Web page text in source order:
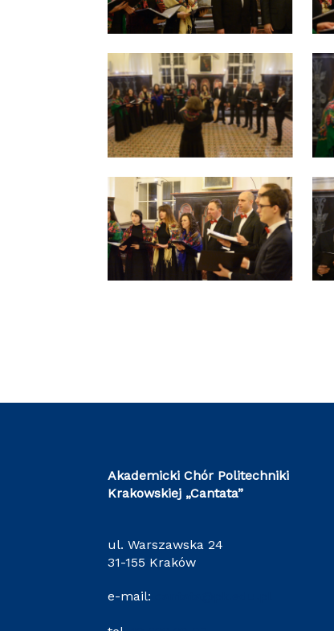
Akademicki Chór Politechniki
Krakowskiej „Cantata”
ul. Warszawska 24
31-155 Kraków
e-mail: